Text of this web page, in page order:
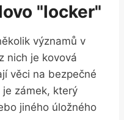
"locker"
významů v
nich je kovová
věci na bezpečné
je zámek, který
jiného úložného